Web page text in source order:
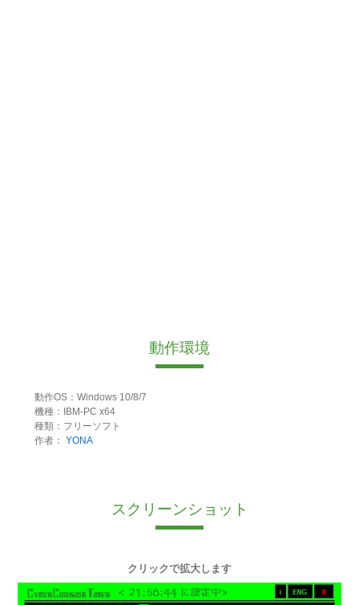
動作環境
動作OS：Windows 10/8/7
機種：IBM-PC x64
種類：フリーソフト
作者： YONA
スクリーンショット
クリックで拡大します